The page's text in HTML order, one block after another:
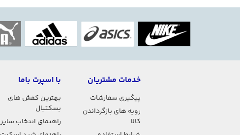
خدمات مشتریان
پیگیری سفارشات
رویه های بازگرداندن
کالا
با اسپرت باما
بهترین کفش های
بسکتبال
راهنمای انتخاب سایز